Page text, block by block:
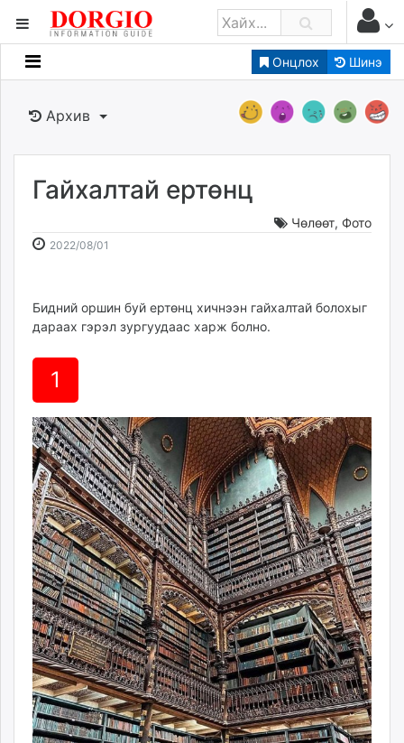
Онцлох Шинэ
Мэдээллийн
Банк санхүү
Бизнес ААН
Төрийн
caak.mn
news.mn
Baabar.mn
tovch.mn
ikon.mn
mnb.mn
Livetv.mn
Eguur.mn
24tsag.mn
shuud.mn
eagle.mn
ergelt.mn
zarig.mn
today.mn
zuv.mn
mminfo.mn
ugluu.mn
urlag.mn
unen.mn
Архив
Гайхалтай ертөнц
Чөлөөт, Фото
2022/08/01
16:16:09
10:29:21
Бидний оршин буй ертөнц хичнээн гайхалтай болохыг
дараах гэрэл зургуудаас харж болно.
1